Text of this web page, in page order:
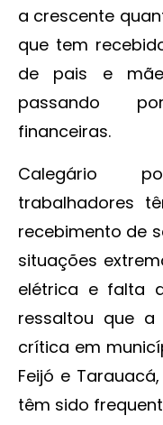
a crescente
que tem
de pais e
passando
financeiras.
Calegário
trabalhadores
recebimento de
situações
elétrica e falta
ressaltou que a
crítica em
Feijó e
têm sido